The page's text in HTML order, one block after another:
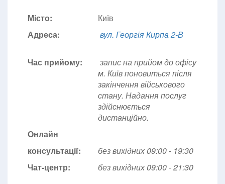
Місто:
Київ
Адреса:
вул. Георгія Кирпа 2-В
Час прийому:
запис на прийом до офісу
м. Київ поновиться після
закінчення військового
стану. Надання послуг
здійснюється
дистанційно.
Онлайн
консультації:
без вихідних 09:00 - 19:30
Чат-центр:
без вихідних 09:00 - 21:30